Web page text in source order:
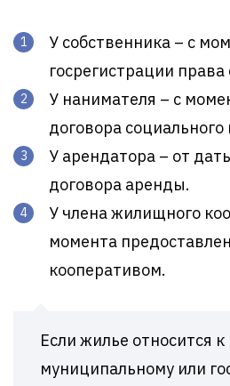
У собственника – с
госрегистрации права
У нанимателя – с
договора социального
У арендатора – от
договора аренды.
У члена жилищного
момента
кооперативом.
Если жилье относится к
муниципальному или